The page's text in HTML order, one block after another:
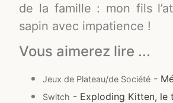
de la famille : mon fils
sapin avec impatience !
Vous aimerez lire ...
Jeux de Plateau/de Société -
Switch - Exploding Kitten, le